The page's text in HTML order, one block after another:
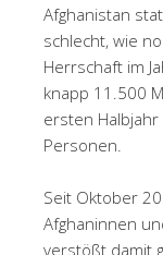
Afghanistan
schlecht, wie
Herrschaft im
knapp 11.500
ersten
Personen.
Seit Oktober
Afghaninnen
verstößt damit